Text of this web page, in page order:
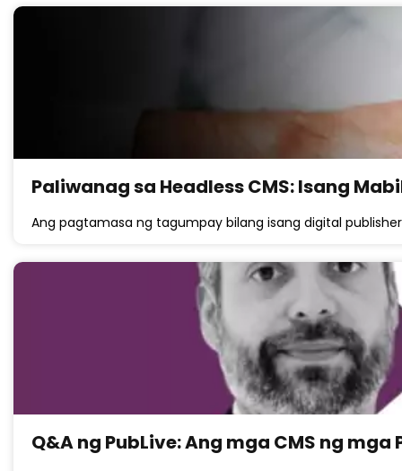
Paliwanag sa Headless CMS: Isang
Ang pagtamasa ng tagumpay bilang isang digital
Q&A ng PubLive: Ang mga CMS ng